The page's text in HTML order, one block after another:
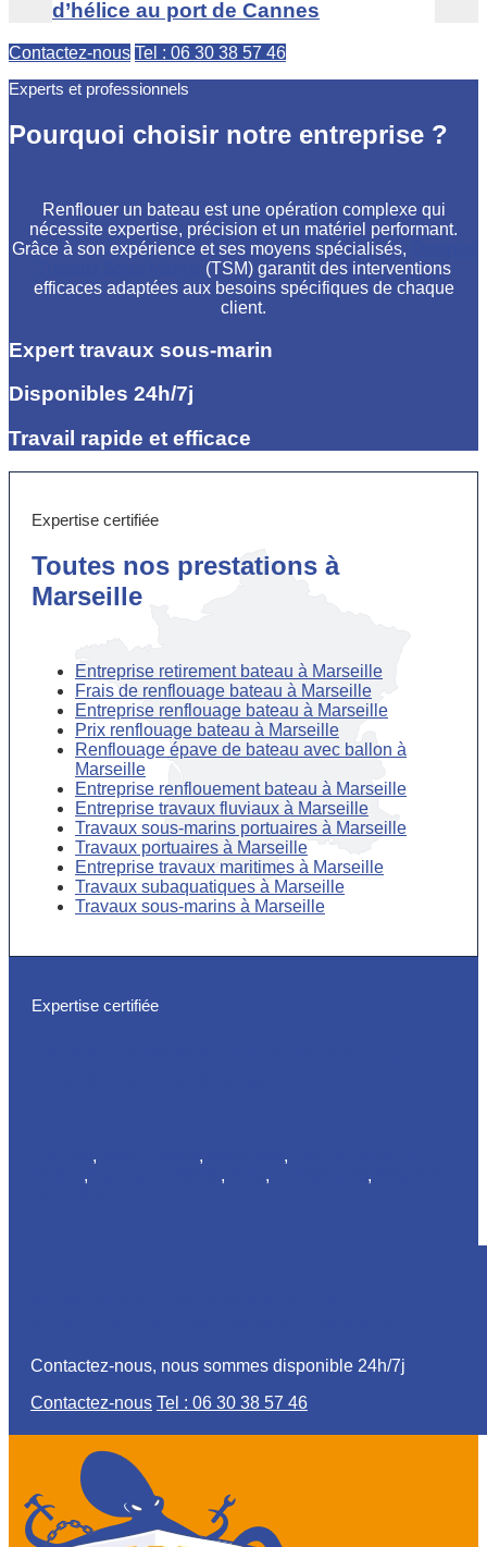
d’hélice au port de Cannes
Contactez-nous Tel : 06 30 38 57 46
Experts et professionnels
Pourquoi choisir notre entreprise ?
Renflouer un bateau est une opération complexe qui
nécessite expertise, précision et un matériel performant.
Grâce à son expérience et ses moyens spécialisés,
(TSM) garantit des interventions
efficaces adaptées aux besoins spécifiques de chaque
client.
Expert travaux sous-marin
Disponibles 24h/7j
Travail rapide et efficace
Expertise certifiée
Toutes nos prestations à
Marseille
Entreprise retirement bateau à Marseille
Frais de renflouage bateau à Marseille
Entreprise renflouage bateau à Marseille
Prix renflouage bateau à Marseille
Renflouage épave de bateau avec ballon à
Marseille
Entreprise renflouement bateau à Marseille
Entreprise travaux fluviaux à Marseille
Travaux sous-marins portuaires à Marseille
Travaux portuaires à Marseille
Entreprise travaux maritimes à Marseille
Travaux subaquatiques à Marseille
Travaux sous-marins à Marseille
Expertise certifiée
, , ,
, , , ,
Contactez-nous, nous sommes disponible 24h/7j
Contactez-nous Tel : 06 30 38 57 46